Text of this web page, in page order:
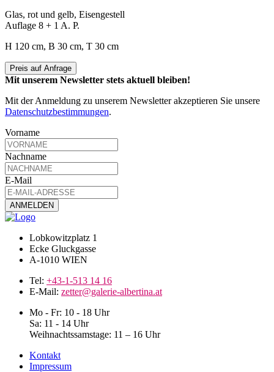
Glas, rot und gelb, Eisengestell
Auflage 8 + 1 A. P.
H 120 cm, B 30 cm, T 30 cm
Preis auf Anfrage
Mit unserem Newsletter stets aktuell bleiben!
Mit der Anmeldung zu unserem Newsletter akzeptieren Sie unsere
Datenschutzbestimmungen.
Vorname
Nachname
E-Mail
Lobkowitzplatz 1
Ecke Gluckgasse
A-1010 WIEN
Tel: +43-1-513 14 16
E-Mail: zetter@galerie-albertina.at
Mo - Fr: 10 - 18 Uhr
Sa: 11 - 14 Uhr
Weihnachtssamstage: 11 – 16 Uhr
Kontakt
Impressum